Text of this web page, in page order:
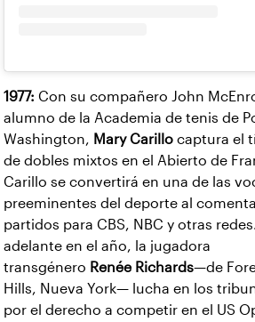
1977: Con su compañero John
alumno de la Academia de tenis de
Washington, Mary Carillo captura el
de dobles mixtos en el Abierto de
Carillo se convertirá en una de las
preeminentes del deporte al
partidos para CBS, NBC y otras
adelante en el año, la jugadora
transgénero Renée Richards—de
Hills, Nueva York— lucha en los
por el derecho a competir en el US